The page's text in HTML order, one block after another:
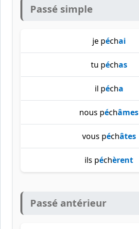
Passé simple
je péchai
tu péchas
il pécha
nous péchâmes
vous péchâtes
ils péchèrent
Passé antérieur